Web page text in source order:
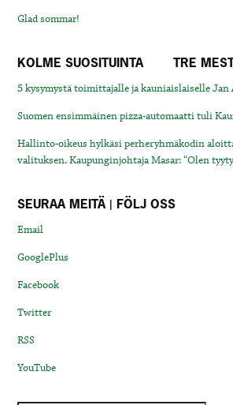
Glad sommar!
KOLME SUOSITUINTA TRE
5 kysymystä toimittajalle ja kauniaislaiselle
Suomen ensimmäinen pizza-automaatti tuli
Hallinto-oikeus hylkäsi perheryhmäkodin
valituksen. Kaupunginjohtaja Masar: “Olen
SEURAA MEITÄ | FÖLJ OSS
Email
GooglePlus
Facebook
Twitter
RSS
YouTube